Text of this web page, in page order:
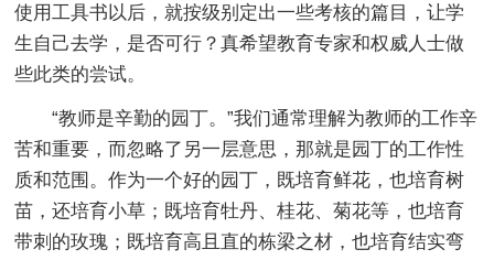
使用工具书以后，就按级别定出一些考核的篇目，让学
生自己去学，是否可行？真希望教育专家和权威人士做
些此类的尝试。
“教师是辛勤的园丁。”我们通常理解为教师的工作辛
苦和重要，而忽略了另一层意思，那就是园丁的工作性
质和范围。作为一个好的园丁，既培育鲜花，也培育树
苗，还培育小草；既培育牡丹、桂花、菊花等，也培育
带刺的玫瑰；既培育高且直的栋梁之材，也培育结实弯